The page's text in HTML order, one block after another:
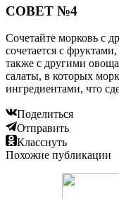
СОВЕТ №4
Сочетайте морковь с
сочетается с
также с другими
салаты, в которых
ингредиентами, что
Поделиться
Отправить
Класснуть
Похожие публикации